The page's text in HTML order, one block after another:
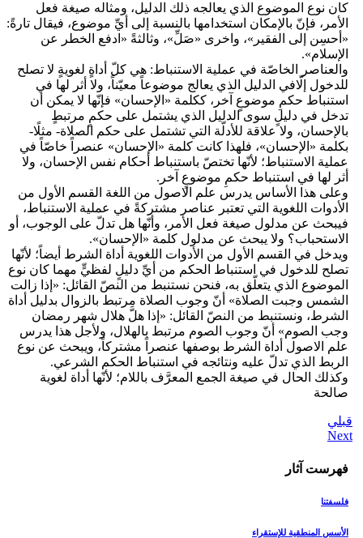
كان نوع الموضوع الذي يعالجه ذلك الدليل، ومثاله صيغة فعل
الأمر، فإنّ بالإمكان استخدامها بالنسبة إلى أيِّ موضوع، فيقال تارةً:
«أحسِن إلى الفقير»، واخرى «صَلِّ»، وثالثةً «ادفع الخطر عن
الإسلام».
والعناصر الخاصّة في عملية الاستنباط: هي كلّ أداةٍ لغويةٍ لا تصلح
للدخول إلّافي الدليل الذي يعالج موضوعاً معيّناً، ولا أثر لها في
استنباط حكمِ موضوعٍ آخر، ككلمة «الإحسان» فإنّها لا يمكن أن
تدخل في دليلٍ سوى الدليل الذي يشتمل على حكمٍ مرتبطٍ
بالإحسان، ولا علاقة للأدلّة التي تشتمل على حكم الصلاة- مثلًا-
بكلمة «الإحسان»، فلهذا كانت كلمة «الإحسان» عنصراً خاصّاً في
عملية الاستنباط؛ لأنّها تختصّ باستنباط أحكام نفس الإحسان، ولا
أثر لها في استنباط حكمِ موضوعٍ آخر.
وعلى هذا الأساس يدرس علم الاصول من اللغة القسم الأول من
الأدوات اللغوية التي تعتبر عناصر مشتركةً في عملية الاستنباط،
فيبحث عن مدلول صيغة فعل الأمر، وأنّها هل تدلّ على الوجوب، أو
الاستحباب؟ ولا يبحث عن مدلول كلمة «الإحسان».
ويدخل في القسم الأول من الأدوات اللغوية أداة الشرط أيضاً؛ لأنّها
تصلح للدخول في استنباط الحكم من أيِّ دليلٍ لفظيٍّ مهما كان نوع
الموضوع الذي يتعلّق به، فنحن نستنبط من النصّ القائل: «إذا زالت
الشمس وجبت الصلاة» أنّ وجوب الصلاة مرتبط بالزوال بدليل أداة
الشرط، ونستنبط من النصّ القائل: «إذا هلَّ هلال شهر رمضان
وجب الصوم» أنّ وجوب الصوم مرتبط بالهلال، ولأجل هذا يدرس
علم الاصول أداة الشرط بوصفها عنصراً مشتركاً، ويبحث عن نوع
الربط الذي تدلّ عليه ونتائجه في استنباط الحكم الشرعي.
وكذلك الحال في صيغة الجمع المعرَّف باللام؛ لأنّها أداة لغوية
صالحة
قبلي
فهرست آثار
فلسفتنا
الأسس المنطقیة للإستقراء